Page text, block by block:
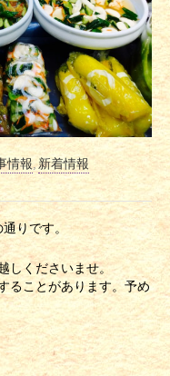
情報,新着情報
りです。
しくださいませ。
ることがあります。予め